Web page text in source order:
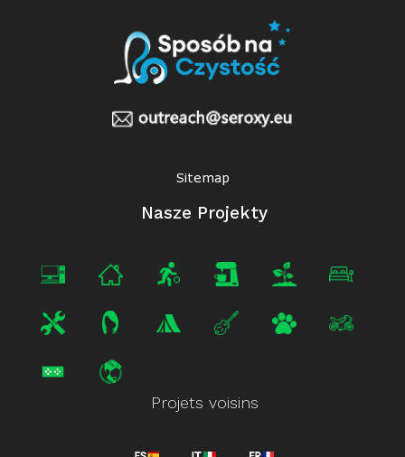
Sitemap
Nasze Projekty
Projets voisins